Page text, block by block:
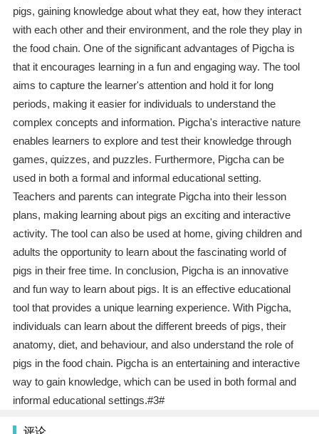
pigs, gaining knowledge about what they eat, how they interact
with each other and their environment, and the role they play in
the food chain. One of the significant advantages of Pigcha is
that it encourages learning in a fun and engaging way. The tool
aims to capture the learner's attention and hold it for long
periods, making it easier for individuals to understand the
complex concepts and information. Pigcha's interactive nature
enables learners to explore and test their knowledge through
games, quizzes, and puzzles. Furthermore, Pigcha can be
used in both a formal and informal educational setting.
Teachers and parents can integrate Pigcha into their lesson
plans, making learning about pigs an exciting and interactive
activity. The tool can also be used at home, giving children and
adults the opportunity to learn about the fascinating world of
pigs in their free time. In conclusion, Pigcha is an innovative
and fun way to learn about pigs. It is an effective educational
tool that provides a unique learning experience. With Pigcha,
individuals can learn about the different breeds of pigs, their
anatomy, diet, and behaviour, and also understand the role of
pigs in the food chain. Pigcha is an entertaining and interactive
way to gain knowledge, which can be used in both formal and
informal educational settings.#3#